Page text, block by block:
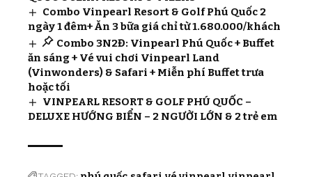
Combo Vinpearl Resort & Golf Phú Quốc 2
ngày 1 đêm+ Ăn 3 bữa giá chỉ từ 1.680.000/khách
Combo 3N2Đ: Vinpearl Phú Quốc + Buffet
ăn sáng + Vé vui chơi Vinpearl Land
(Vinwonders) & Safari + Miễn phí Buffet trưa
hoặc tối
VINPEARL RESORT & GOLF PHÚ QUỐC –
DELUXE HƯỚNG BIỂN – 2 NGƯỜI LỚN & 2 trẻ em